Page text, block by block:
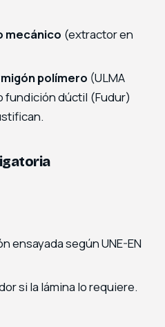
mecánico (extractor en
polímero (ULMA
fundición dúctil (Fudur)
ensayada según UNE-EN
si la lámina lo requiere.